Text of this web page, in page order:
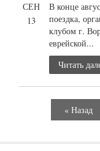
СЕН
13
В конце
поездка,
клубом г.
еврейской...
Читать
« Назад